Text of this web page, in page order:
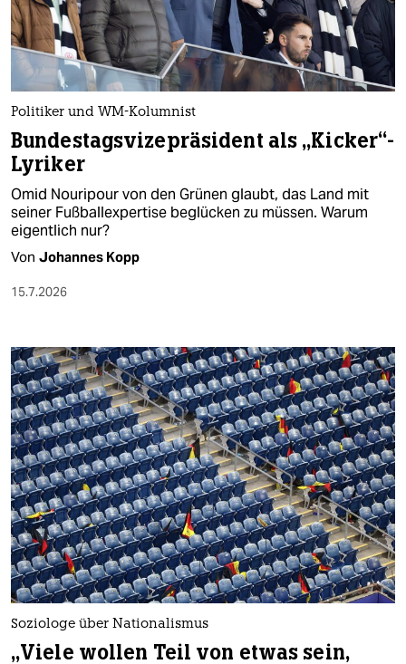
Politiker und WM-Kolumnist
Bundestagsvizepräsident als „Kicker“-
Lyriker
Omid Nouripour von den Grünen glaubt, das Land mit
seiner Fußballexpertise beglücken zu müssen. Warum
eigentlich nur?
Von Johannes Kopp
15.7.2026
Soziologe über Nationalismus
„Viele wollen Teil von etwas sein,